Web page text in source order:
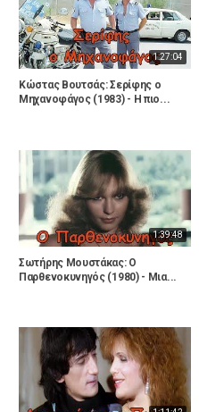
1:27:04
Κώστας Βουτσάς: Σερίφης ο
Μηχανοφάγος (1983) - Η πιο...
1:39:48
Σωτήρης Μουστάκας: Ο
Παρθενοκυνηγός (1980) - Μια...